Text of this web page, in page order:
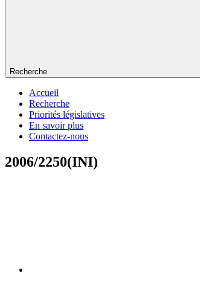
Recherche
Accueil
Recherche
Priorités législatives
En savoir plus
Contactez-nous
2006/2250(INI)